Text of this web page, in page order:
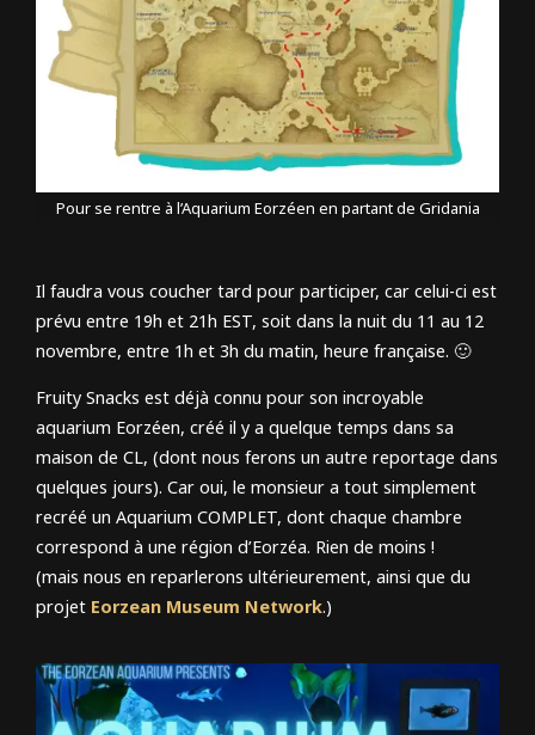
Pour se rentre à l’Aquarium Eorzéen en partant de Gridania
Il faudra vous coucher tard pour participer, car celui-ci est
prévu entre 19h et 21h EST, soit dans la nuit du 11 au 12
novembre, entre 1h et 3h du matin, heure française. 🙂
Fruity Snacks est déjà connu pour son incroyable
aquarium Eorzéen, créé il y a quelque temps dans sa
maison de CL, (dont nous ferons un autre reportage dans
quelques jours). Car oui, le monsieur a tout simplement
recréé un Aquarium COMPLET, dont chaque chambre
correspond à une région d’Eorzéa. Rien de moins !
(mais nous en reparlerons ultérieurement, ainsi que du
projet Eorzean Museum Network.)